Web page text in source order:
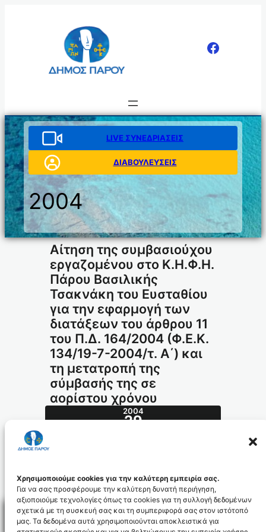
Χρησιμοποιούμε cookies για την καλύτερη εμπειρία σας.
Για να σας προσφέρουμε την καλύτερη δυνατή περιήγηση,
αξιοποιούμε τεχνολογίες όπως τα cookies για τη συλλογή δεδομένων
σχετικά με τη συσκευή σας και τη συμπεριφορά σας στον ιστότοπό
μας. Τα δεδομένα αυτά χρησιμοποιούνται αποκλειστικά για
LIVE ΣΥΝΕΔΡΙΑΣΕΙΣ
ΔΙΑΒΟΥΛΕΥΣΕΙΣ
2004
Αίτηση της συμβασιούχου
εργαζομένου στο Κ.Η.Φ.Η.
Πάρου Βασιλικής
Τσακνάκη του Ευσταθίου
για την εφαρμογή των
διατάξεων του άρθρου 11
του Π.Δ. 164/2004 (Φ.Ε.Κ.
134/19-7-2004/τ. Α΄) και
τη μετατροπή της
σύμβασής της σε
αορίστου χρόνου
2004
29
509.2004_id420